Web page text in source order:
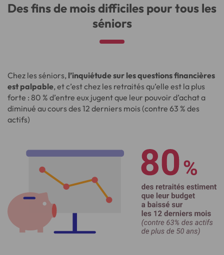
Des fins de mois difficiles pour tous les
séniors
Chez les séniors, l’inquiétude sur les questions financières
est palpable, et c’est chez les retraités qu’elle est la plus
forte : 80 % d’entre eux jugent que leur pouvoir d’achat a
diminué au cours des 12 derniers mois (contre 63 % des
actifs)